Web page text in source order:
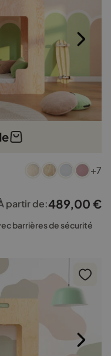
+7
partir de:489,00 €
barrières de sécurité